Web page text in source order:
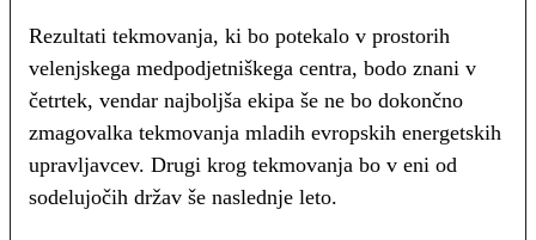
Rezultati tekmovanja, ki bo potekalo v prostorih
velenjskega medpodjetniškega centra, bodo znani v
četrtek, vendar najboljša ekipa še ne bo dokončno
zmagovalka tekmovanja mladih evropskih energetskih
upravljavcev. Drugi krog tekmovanja bo v eni od
sodelujočih držav še naslednje leto.